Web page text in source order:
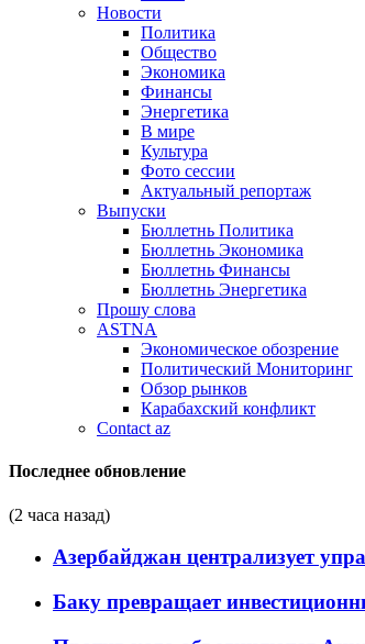
Новости
Политика
Общество
Экономика
Финансы
Энергетика
В мире
Культура
Фото сессии
Актуальный репортаж
Выпуски
Бюллетнь Политика
Бюллетнь Экономика
Бюллетнь Финансы
Бюллетнь Энергетика
Прошу слова
ASTNA
Экономическое обозрение
Политический Мониторинг
Обзор рынков
Карабахский конфликт
Contact az
Последнее обновление
(2 часа назад)
Азербайджан централизует
Баку превращает